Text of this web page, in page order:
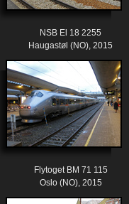
NSB El 18 2255
Haugastøl (NO), 2015
Flytoget BM 71 115
Oslo (NO), 2015